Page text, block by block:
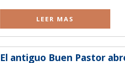
LEER MAS
El antiguo Buen Pastor